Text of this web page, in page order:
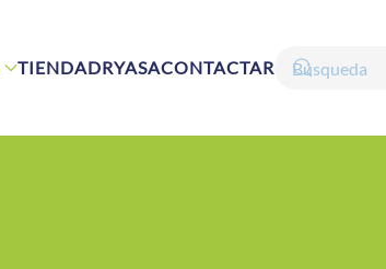
TIENDADRYASACONTACTAR